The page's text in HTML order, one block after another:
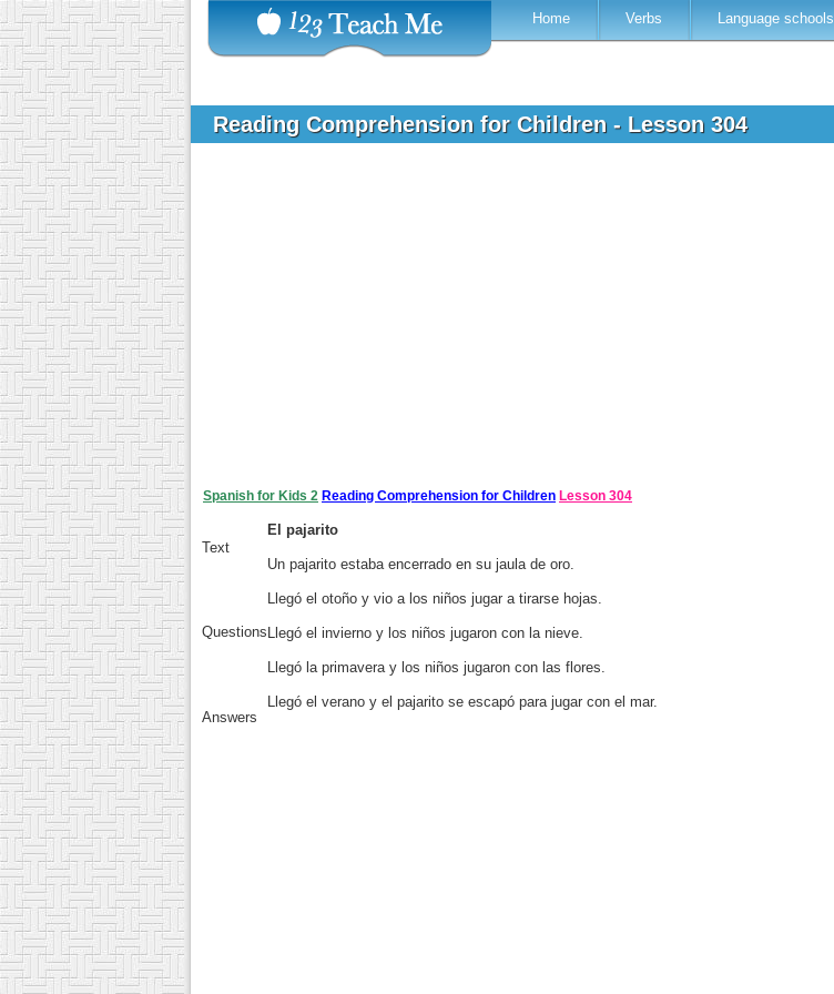
Home Verbs Language schools
Reading Comprehension for Children - Lesson 304
Spanish for Kids 2 Reading Comprehension for Children Lesson 304
Text
El pajarito
Un pajarito estaba encerrado en su jaula de oro.
Llegó el otoño y vio a los niños jugar a tirarse hojas.
Llegó el invierno y los niños jugaron con la nieve.
Llegó la primavera y los niños jugaron con las flores.
Llegó el verano y el pajarito se escapó para jugar con el mar.
Questions
Answers